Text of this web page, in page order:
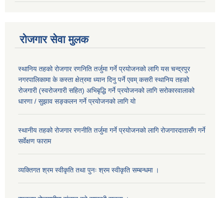
रोजगार सेवा मुलक
स्थानिय तहको रोजगार रणनिति तर्जुमा गर्ने प्रयोजनको लागि यस चन्द्रपुर
नगरपालिकामा के कस्ता क्षेत्रमा ध्यान दिनु पर्ने एवम् कसरी स्थानिय तहको
रोजगारी (स्वरोजगारी सहित) अभिबृद्धि गर्ने प्रयोजनको लागि सरोकारवालाको
धारणा / सुझाव सङ्कलन गर्ने प्रयोजनको लागि यो
स्थानीय तहको रोजगार रणनीति तर्जुमा गर्ने प्रयोजनको लागि रोजगारदातासँग गर्ने
सर्वेक्षण फाराम
व्यक्तिगत श्रम स्वीकृति तथा पुनः श्रम स्वीकृति सम्बन्धमा ।